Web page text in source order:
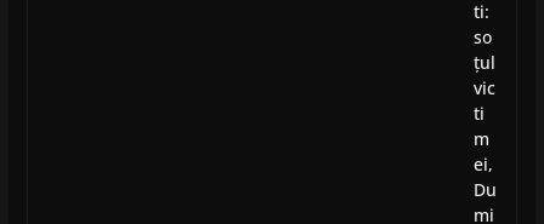
ti:
so
țul
vic
ti
m
ei,
Du
mi